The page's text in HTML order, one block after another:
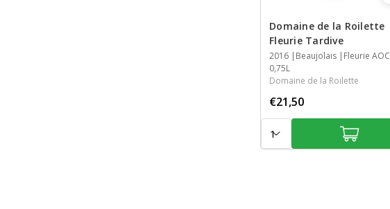
Domaine de la Roilette
Fleurie Tardive
Jaar
2016
StreekBeaujolais
Streek Fleurie AOC
Inhoud
0,75L
Domaine de la Roilette
€21,50